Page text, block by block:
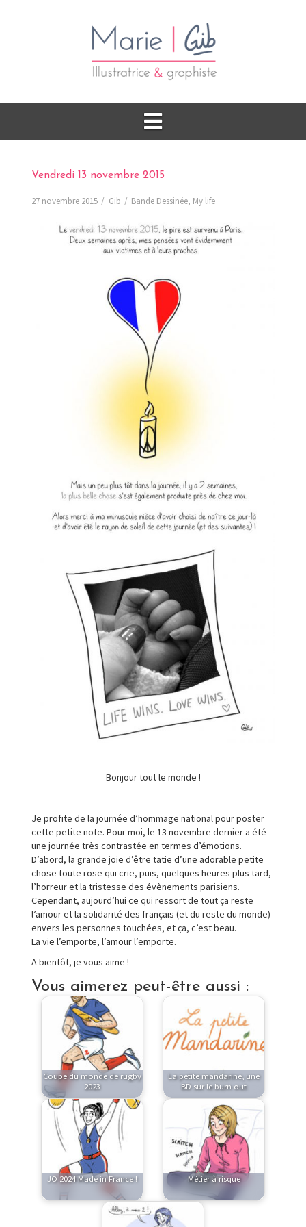
Vendredi 13 novembre 2015
27 novembre 2015 Gib Bande Dessinée, My life
Bonjour tout le monde !
Je profite de la journée d’hommage national pour poster
cette petite note. Pour moi, le 13 novembre dernier a été
une journée très contrastée en termes d’émotions.
D’abord, la grande joie d’être tatie d’une adorable petite
chose toute rose qui crie, puis, quelques heures plus tard,
l’horreur et la tristesse des évènements parisiens.
Cependant, aujourd’hui ce qui ressort de tout ça reste
l’amour et la solidarité des français (et du reste du monde)
envers les personnes touchées, et ça, c’est beau.
La vie l’emporte, l’amour l’emporte.
A bientôt, je vous aime !
Vous aimerez peut-être aussi :
Coupe du monde de rugby
2023
La petite mandarine, une
BD sur le burn out
JO 2024 Made in France ! Métier à risque